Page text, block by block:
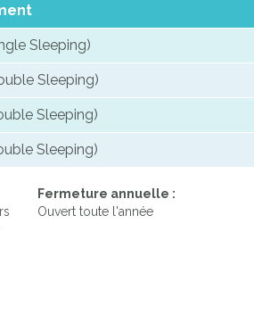
Sleeping)
Sleeping)
Sleeping)
Sleeping)
Fermeture annuelle :
Ouvert toute l'année